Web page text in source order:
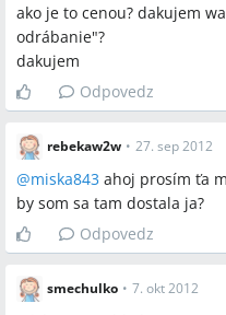
ako je to cenou? dakujem
odrábanie"?
dakujem
Odpovedz
rebekaw2w • 27. sep 2012
@miska843 ahoj prosím ťa
by som sa tam dostala ja?
Odpovedz
smechulko • 7. okt 2012